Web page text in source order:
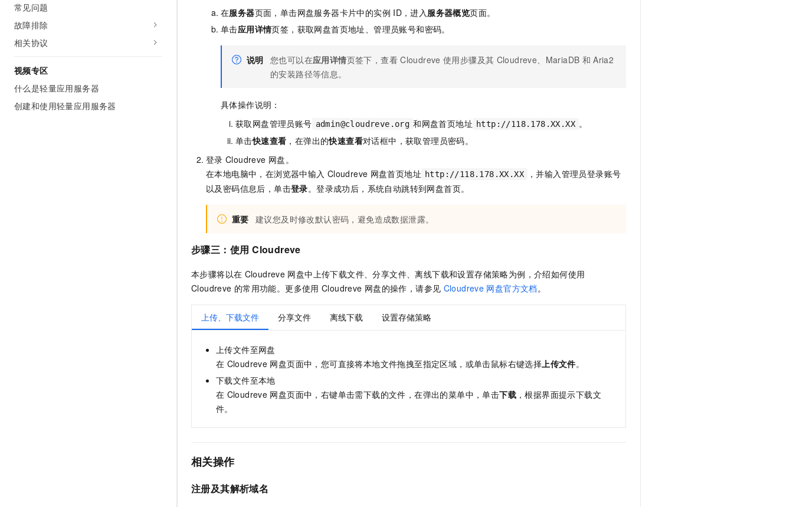
常见问题
故障排除
相关协议
视频专区
什么是轻量应用服务器
创建和使用轻量应用服务器
在服务器页面，单击网盘服务器卡片中的实例 ID，进入 服务器概览页面。
单击应用详情页签，获取网盘首页地址、管理员账号和密码。
说明 您也可以在应用详情页签下，查看 Cloudreve 使用步骤及其 Cloudreve、MariaDB 和 Aria2
的安装路径等信息。
具体操作说明：
获取网盘管理员账号 admin@cloudreve.org 和网盘首页地址 http://118.178.XX.XX 。
单击快速查看 ，在弹出的快速查看对话框中，获取管理员密码。
登录 Cloudreve 网盘。
在本地电脑中，在浏览器中输入 Cloudreve 网盘首页地址 http://118.178.XX.XX
，并输入管理员登录账号
以及密码信息后，单击登录。登录成功后，系统自动跳转到网盘首页。
重要 建议您及时修改默认密码，避免造成数据泄露。
步骤三：使用 Cloudreve
本步骤将以在 Cloudreve 网盘中上传下载文件、分享文件、离线下载和设置存储策略为例，介绍如何使用
Cloudreve 的常用功能。更多使用 Cloudreve 网盘的操作，请参见 Cloudreve 网盘官方文档。
上传、下载文件 分享文件 离线下载 设置存储策略
上传文件至网盘
在 Cloudreve 网盘页面中，您可直接将本地文件拖拽至指定区域，或单击鼠标右键选择上传文件。
下载文件至本地
在 Cloudreve 网盘页面中，右键单击需下载的文件，在弹出的菜单中，单击下载 ，根据界面提示下载文
件。
相关操作
注册及其解析域名